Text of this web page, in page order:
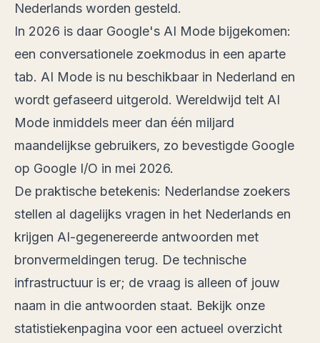
Nederlands worden gesteld.
In 2026 is daar Google's AI Mode bijgekomen:
een conversationele zoekmodus in een aparte
tab. AI Mode is nu beschikbaar in Nederland en
wordt gefaseerd uitgerold. Wereldwijd telt AI
Mode inmiddels meer dan één miljard
maandelijkse gebruikers, zo bevestigde Google
op Google I/O in mei 2026.
De praktische betekenis: Nederlandse zoekers
stellen al dagelijks vragen in het Nederlands en
krijgen AI-gegenereerde antwoorden met
bronvermeldingen terug. De technische
infrastructuur is er; de vraag is alleen of jouw
naam in die antwoorden staat. Bekijk onze
statistiekenpagina voor een actueel overzicht